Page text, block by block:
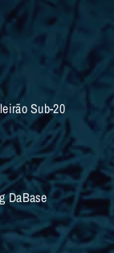
Sub-20
DaBase